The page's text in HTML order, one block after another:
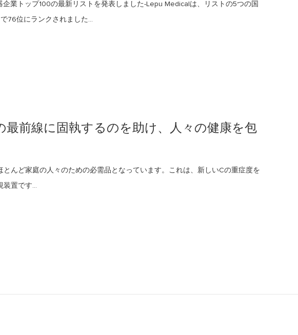
業トップ100の最新リストを発表しました-Lepu Medicalは、リストの5つの国
76位にランクされました...
最前線に固執するのを助け、人々の健康を包
んど家庭の人々のための必需品となっています。これは、新しいCの重症度を
装置です...